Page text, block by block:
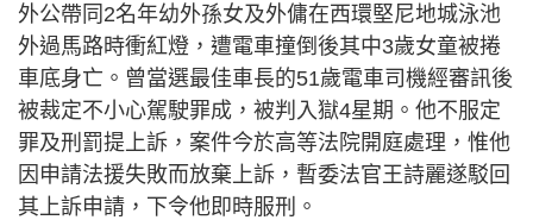
外公帶同2名年幼外孫女及外傭在西環堅尼地城泳池
外過馬路時衝紅燈，遭電車撞倒後其中3歲女童被捲
車底身亡。曾當選最佳車長的51歲電車司機經審訊後
被裁定不小心駕駛罪成，被判入獄4星期。他不服定
罪及刑罰提上訴，案件今於高等法院開庭處理，惟他
因申請法援失敗而放棄上訴，暫委法官王詩麗遂駁回
其上訴申請，下令他即時服刑。